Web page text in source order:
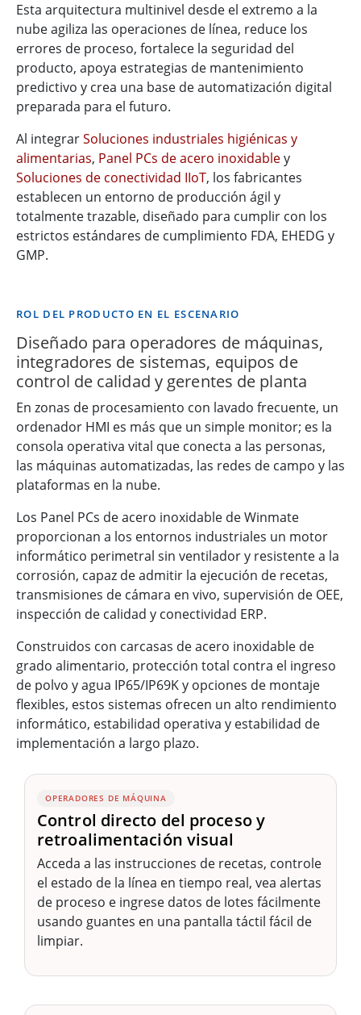
Esta arquitectura multinivel desde el extremo a la
nube agiliza las operaciones de línea, reduce los
errores de proceso, fortalece la seguridad del
producto, apoya estrategias de mantenimiento
predictivo y crea una base de automatización digital
preparada para el futuro.
Al integrarSoluciones industriales higiénicas y
alimentarias, Panel PCs de acero inoxidabley
Soluciones de conectividad IIoT, los fabricantes
establecen un entorno de producción ágil y
totalmente trazable, diseñado para cumplir con los
estrictos estándares de cumplimiento FDA, EHEDG y
GMP.
ROL DEL PRODUCTO EN EL ESCENARIO
Diseñado para operadores de máquinas,
integradores de sistemas, equipos de
control de calidad y gerentes de planta
En zonas de procesamiento con lavado frecuente, un
ordenador HMI es más que un simple monitor; es la
consola operativa vital que conecta a las personas,
las máquinas automatizadas, las redes de campo y las
plataformas en la nube.
Los Panel PCs de acero inoxidable de Winmate
proporcionan a los entornos industriales un motor
informático perimetral sin ventilador y resistente a la
corrosión, capaz de admitir la ejecución de recetas,
transmisiones de cámara en vivo, supervisión de OEE,
inspección de calidad y conectividad ERP.
Construidos con carcasas de acero inoxidable de
grado alimentario, protección total contra el ingreso
de polvo y agua IP65/IP69K y opciones de montaje
flexibles, estos sistemas ofrecen un alto rendimiento
informático, estabilidad operativa y estabilidad de
implementación a largo plazo.
OPERADORES DE MÁQUINA
Control directo del proceso y
retroalimentación visual
Acceda a las instrucciones de recetas, controle
el estado de la línea en tiempo real, vea alertas
de proceso e ingrese datos de lotes fácilmente
usando guantes en una pantalla táctil fácil de
limpiar.